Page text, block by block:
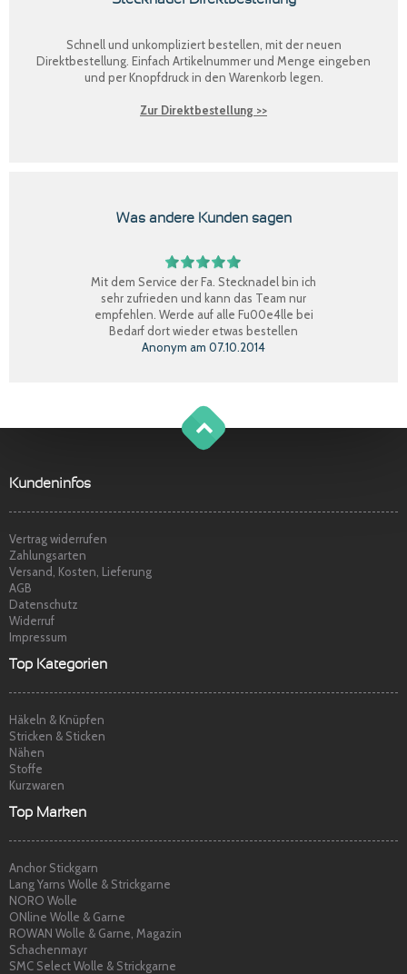
Schnell und unkompliziert bestellen, mit der neuen
Direktbestellung . Einfach Artikelnummer und Menge eingeben
und per Knopfdruck in den Warenkorb legen.
Zur Direktbestellung >>
Was andere Kunden sagen
Mit dem Service der Fa. Stecknadel bin ich
sehr zufrieden und kann das Team nur
empfehlen. Werde auf alle Fu00e4lle bei
Bedarf dort wieder etwas bestellen
Anonym am 07.10.2014
Claudia W.am08.09.2014
Marina S.am22.04.2014
g
o
t
o
o
Kundeninfos
Vertrag widerrufen
Zahlungsarten
Versand, Kosten, Lieferung
AGB
Datenschutz
Widerruf
Impressum
Top Kategorien
Häkeln & Knüpfen
Stricken & Sticken
Nähen
Stoffe
Kurzwaren
Top Marken
Anchor Stickgarn
Lang Yarns Wolle & Strickgarne
NORO Wolle
ONline Wolle & Garne
ROWAN Wolle & Garne, Magazin
Schachenmayr
SMC Select Wolle & Strickgarne